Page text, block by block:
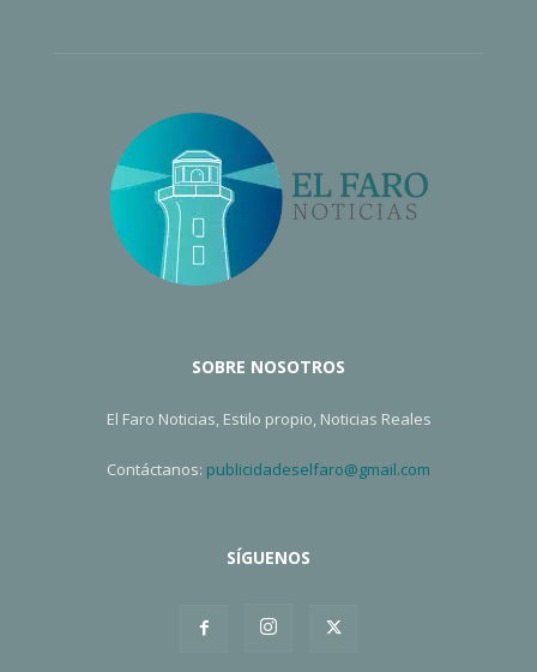
SOBRE NOSOTROS
El Faro Noticias, Estilo propio, Noticias Reales
Contáctanos: publicidadeselfaro@gmail.com
SÍGUENOS